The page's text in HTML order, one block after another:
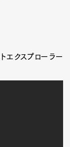
エクスプローラー